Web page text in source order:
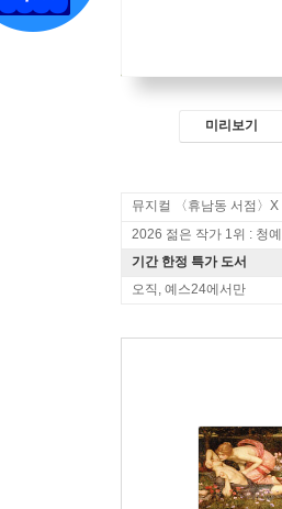
미리보기
2026 젊은 작가 1위 : 청예
기간 한정 특가 도서
오직, 예스24에서만